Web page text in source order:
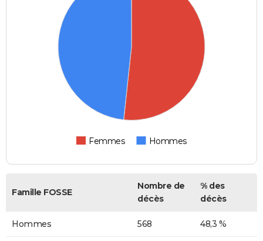
Femmes Hommes
Famille FOSSE
Nombre de
décès
% des
décès
Hommes 568 48,3 %